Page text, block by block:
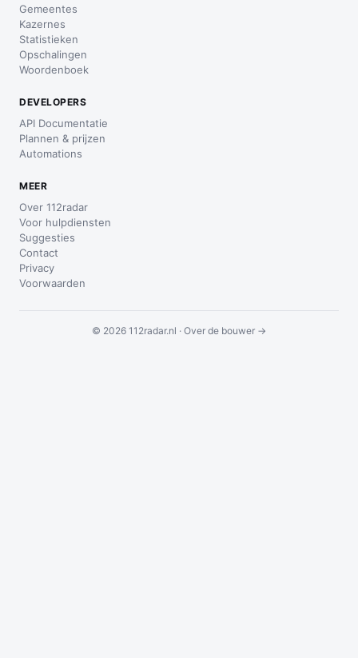
Gemeentes
Kazernes
Statistieken
Opschalingen
Woordenboek
DEVELOPERS
API Documentatie
Plannen & prijzen
Automations
MEER
Over 112radar
Voor hulpdiensten
Suggesties
Contact
Privacy
Voorwaarden
© 2026 112radar.nl · Over de bouwer →